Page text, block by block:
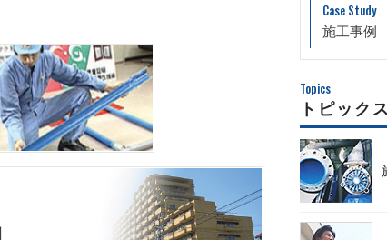
Case Study
施工事例
Topics
トピックス